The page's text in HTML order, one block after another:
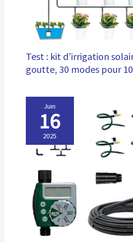
Test : kit d’irrigation
goutte, 30 modes pour
Juin
16
2025